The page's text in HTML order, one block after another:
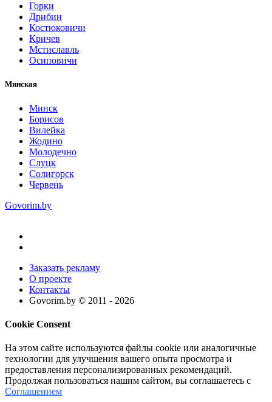
Горки
Дрибин
Костюковичи
Кричев
Мстиславль
Осиповичи
Минская
Минск
Борисов
Вилейка
Жодино
Молодечно
Слуцк
Солигорск
Червень
Govorim.by
Заказать рекламу
О проекте
Контакты
Govorim.by © 2011 - 2026
Cookie Consent
На этом сайте используются файлы cookie или аналогичные
технологии для улучшения вашего опыта просмотра и
предоставления персонализированных рекомендаций.
Продолжая пользоваться нашим сайтом, вы соглашаетесь с
Соглашением